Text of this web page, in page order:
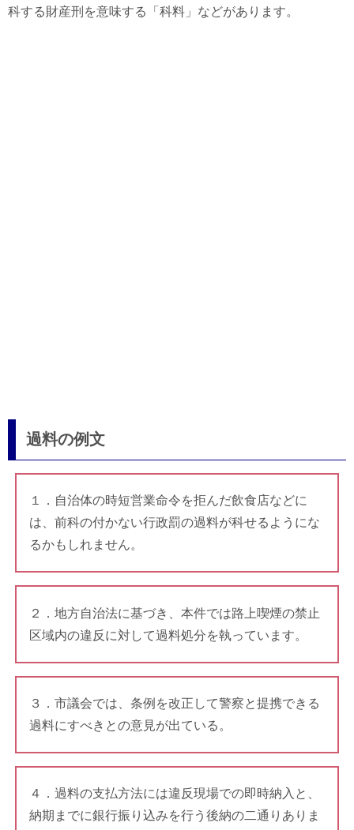
科する財産刑を意味する「科料」などがあります。
過料の例文
１．自治体の時短営業命令を拒んだ飲食店などに
は、前科の付かない行政罰の過料が科せるようにな
るかもしれません。
２．地方自治法に基づき、本件では路上喫煙の禁止
区域内の違反に対して過料処分を執っています。
３．市議会では、条例を改正して警察と提携できる
過料にすべきとの意見が出ている。
４．過料の支払方法には違反現場での即時納入と、
納期までに銀行振り込みを行う後納の二通りありま